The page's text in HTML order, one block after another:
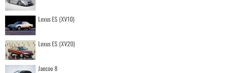
Lexus ES (XV10)
Lexus ES (XV20)
Jaecoo 8